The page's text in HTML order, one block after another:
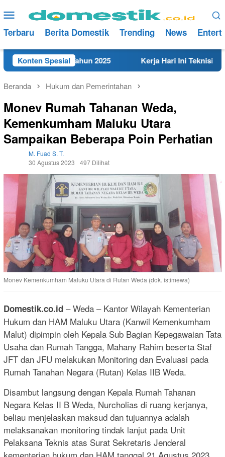
ke
konten
Menu
Mobile
Terbaru Berita Domestik Trending News
Konten Spesial
Rembang Tahun 2025 Kerja Hari Ini Teknisi/
Beranda Hukum dan Pemerintahan
Monev Rumah Tahanan Weda,
Kemenkumham Maluku Utara
Sampaikan Beberapa Poin Perhatian
M. Fuad S. T.
30 Agustus 2023
497 Dilihat
Monev Kemenkumham Maluku Utara di Rutan Weda (dok. istimewa)
Domestik.co.id – Weda – Kantor Wilayah Kementerian
Hukum dan HAM Maluku Utara (Kanwil Kemenkumham
Malut) dipimpin oleh Kepala Sub Bagian Kepegawaian Tata
Usaha dan Rumah Tangga, Mahany Rahim beserta Staf
JFT dan JFU melakukan Monitoring dan Evaluasi pada
Rumah Tanahan Negara (Rutan) Kelas IIB Weda.
Disambut langsung dengan Kepala Rumah Tahanan
Negara Kelas II B Weda, Nurcholias di ruang kerjanya,
beliau menjelaskan maksud dan tujuannya adalah
melaksanakan monitoring tindak lanjut pada Unit
Pelaksana Teknis atas Surat Sekretaris Jenderal